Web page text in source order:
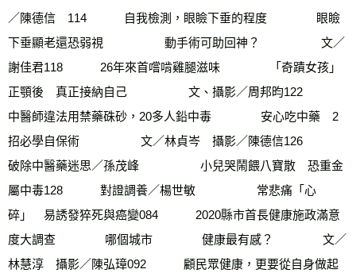
／陳德信　114　        自我檢測，眼瞼下垂的程度      　　  眼瞼
下垂顯老還恐弱視　       　　 動手術可助回神？　       　　 文／
謝佳君118　        26年來首嚐啃雞腿滋味       　　 「奇蹟女孩」
正顎後　真正接納自己　        　　文、攝影／周邦昀122
中醫師違法用禁藥硃砂，20多人鉛中毒      　　  安心吃中藥　2
招必學自保術　      　　  文／林貞岑　攝影／陳德信126
破除中醫藥迷思／孫茂峰　      　　  小兒哭鬧餵八寶散　恐重金
屬中毒128　        對證調養／楊世敏　       　　 常悲痛「心
碎」　易誘發猝死與癌變084　        2020縣市首長健康施政滿意
度大調查       　　 哪個城市       　　 健康最有感？       　　 文／
林慧淳　攝影／陳弘璋092　        顧民眾健康，更要從自身做起